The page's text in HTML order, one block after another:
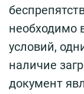
необходимо
условий,
наличие
документ